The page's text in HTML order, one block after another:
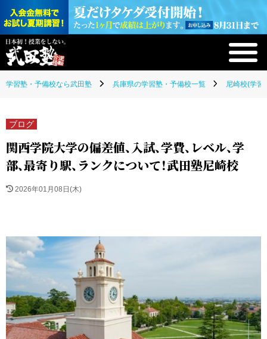
学習塾・予備校なら武田塾 兵庫県の学習塾・予備校一覧 尼崎校(学習
ブログ
関西学院大学の偏差値、入試、学費、レベル、学
部、最寄り駅、ランクについて！武田塾尼崎校
2026年01月08日(木)